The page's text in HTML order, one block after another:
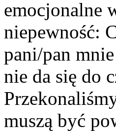
emocjonalne
niepewność:
pani/pan
nie da się do
muszą być